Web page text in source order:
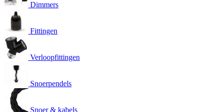
Dimmers
Fittingen
Verloopfittingen
Snoerpendels
Snoer & kabels